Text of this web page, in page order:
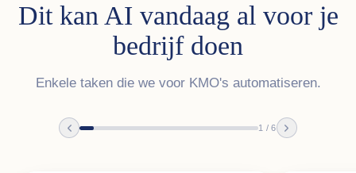
Dit kan AI vandaag al voor je
bedrijf doen
Enkele taken die we voor KMO's automatiseren.
1 /6